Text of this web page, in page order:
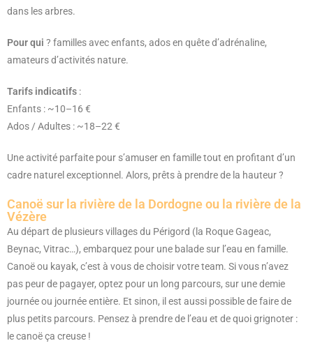
dans les arbres.
Pour qui ? familles avec enfants, ados en quête d’adrénaline,
amateurs d’activités nature.
Tarifs indicatifs :
Enfants : ~10–16 €
Ados / Adultes : ~18–22 €
Une activité parfaite pour s’amuser en famille tout en profitant d’un
cadre naturel exceptionnel. Alors, prêts à prendre de la hauteur ?
Canoë sur la rivière de la Dordogne ou la rivière de la
Vézère
Au départ de plusieurs villages du Périgord (la Roque Gageac,
Beynac, Vitrac…), embarquez pour une balade sur l’eau en famille.
Canoë ou kayak, c’est à vous de choisir votre team. Si vous n’avez
pas peur de pagayer, optez pour un long parcours, sur une demie
journée ou journée entière. Et sinon, il est aussi possible de faire de
plus petits parcours. Pensez à prendre de l’eau et de quoi grignoter :
le canoë ça creuse !